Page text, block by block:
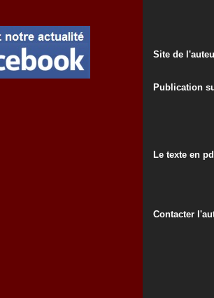
Site de
Publication
Le texte en
Contacter